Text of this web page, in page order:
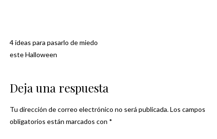
Navegación
4 ideas para pasarlo de miedo
este Halloween
Deja una respuesta
Tu dirección de correo electrónico no será publicada.Los campos
obligatorios están marcados con *